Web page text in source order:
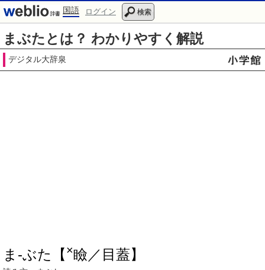
国語 ログイン 検索
まぶたとは？ わかりやすく解説
デジタル大辞泉
ま‐ぶた【 ×瞼／目蓋】